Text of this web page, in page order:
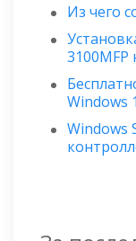
Из чего
3100MFP
Windows
Windows